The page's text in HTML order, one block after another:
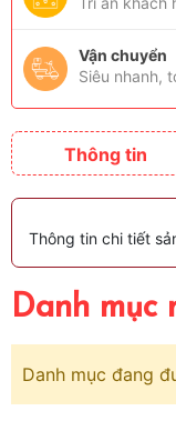
Vận chuyển
Siêu nhanh,
Thông tin
Thông tin chi tiết
Danh mục
Danh mục đang